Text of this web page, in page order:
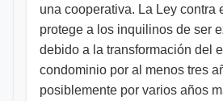
una cooperativa. La Ley contra
protege a los inquilinos de ser
debido a la transformación del
condominio por al menos tres
posiblemente por varios años